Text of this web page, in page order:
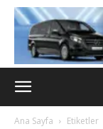
Ana Sayfa Etiketler